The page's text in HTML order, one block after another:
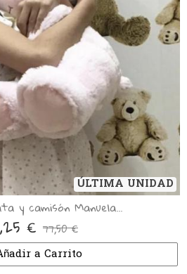
ÚLTIMA UNIDAD
y camisón Manuela...
€ 77,50 €
a Carrito